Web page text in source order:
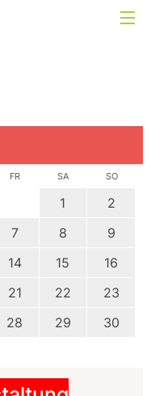
FR SA SO
1
2
7 8
9
14 15
16
21 22
23
28 29
30